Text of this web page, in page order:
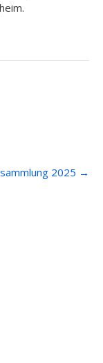
2025 →